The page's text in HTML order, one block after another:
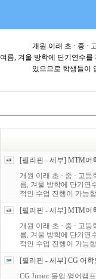
개원 이래 초 · 중 · 고등
여름, 겨울 방학에 단기연수를
있으므로 학생들이 입학
[필리핀 - 세부] MTM어
개원 이래 초 · 중 · 고
름, 겨울 방학에 단기연
적인 수업 진행이 가능
[필리핀 - 세부] MTM어
개원 이래 초 · 중 · 고
름, 겨울 방학에 단기연
적인 수업 진행이 가능
[필리핀 - 세부] CG 어
CG Junior 몰입 영어캠